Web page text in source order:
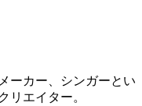
ーカー、シンガーとい
リエイター。